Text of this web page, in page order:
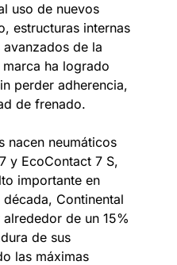
uso de nuevos
estructuras internas
de la
ha logrado
perder adherencia,
de frenado.
nacen neumáticos
y EcoContact 7 S,
importante en
Continental
de un 15%
de sus
las máximas